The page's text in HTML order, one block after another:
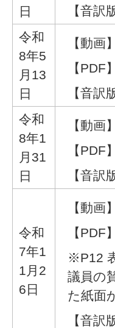
日
【音訳
令和
8年5
月13
日
【動画】
【PDF】
【音訳
令和
8年1
月31
日
【動画】
【PDF】
【音訳
令和
7年1
1月2
6日
【動画】
【PDF】
※P12
議員の
た紙面
【音訳